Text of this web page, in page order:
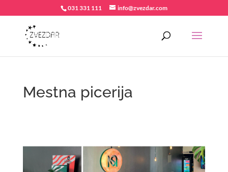
031 331 111 info@zvezdar.com
Mestna picerija